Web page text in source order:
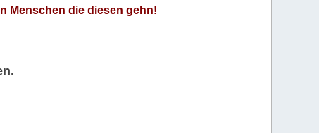
Menschen die diesen gehn!